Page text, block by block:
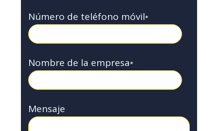
Número de teléfono móvil*
Nombre de la empresa*
Mensaje